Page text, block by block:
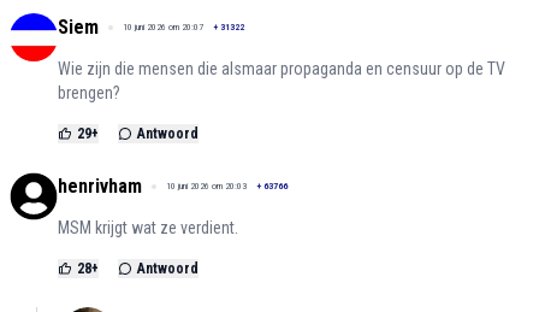
Siem 10 juni 2026 om 20:07 + 31322
Wie zijn die mensen die alsmaar propaganda en censuur op de TV
brengen?
29+ Antwoord
henrivham 10 juni 2026 om 20:03 + 63766
MSM krijgt wat ze verdient.
28+ Antwoord